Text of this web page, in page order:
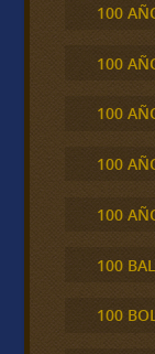
100
100
100
100
100
100
100